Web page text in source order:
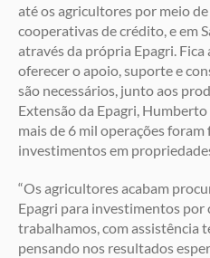
até os agricultores por meio
cooperativas de crédito, e em
através da própria Epagri.
oferecer o apoio, suporte e
são necessários, junto aos
Extensão da Epagri,
mais de 6 mil operações
investimentos em
“Os agricultores acabam
Epagri para investimentos por
trabalhamos, com assistência
pensando nos resultados